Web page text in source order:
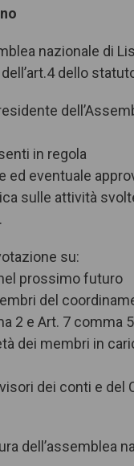
nazionale di
dello
in regola
ed eventuale
sulle attività
su:
prossimo futuro
del
2 e Art. 7 comma
dei membri in
dei conti e del
dell’assemblea